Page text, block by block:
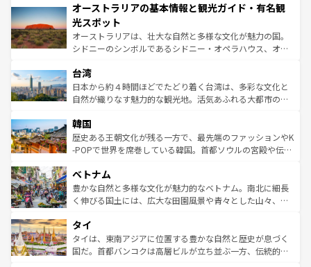
部のニューオーリンズでは、音楽と美食が融合した独特の
文化が魅力。旅行者はアメリカの各地域で異なる魅力を楽
しみながら、その多様性と豊かな歴史を感じることができ
るだろう。車でのロードトリップや列車の旅も、アメリカ
情報は
ワイ島は見逃せない。また、定番の観光地といえばオアフ
島だが、静かな自然を求めるならマウイ島やカウアイ島が
おすすめ。エメラルドグリーンに輝く海をはじめ、豊かな
文化や歴史が息づいている。「アロハスピリット」と呼ば
人々、おいしいローカルフードやハワイアンミュージッ
ク、伝統的なフラダンスなど、すべてがハワイの魅力を彩
っている。訪れるたびに新しい発見と感動が待っているハ
はコンテンツ一覧
オーストラリアの基本情報と観光ガイド・有名観
光スポット
オーストラリアは、壮大な自然と多様な文化が魅力の国。
シドニーのシンボルであるシドニー・オペラハウス、オー
リアリーフや大陸中央部にそびえるウルル（エアーズロッ
ク）、タスマニアの美しい原生林やケアンズの熱帯雨林な
ど、見どころがたくさん。また、カフェやワイン、オージ
いる。アクティビティも充実しており、サーフィンやダイ
ビング、ハイキングなど、アウトドア好きにはたまらな
い。オーストラリアの多彩な魅力を存分に味わいつくそ
参照してほしい。
台湾
日本から約４時間ほどでたどり着く台湾は、多彩な文化と
自然が織りなす魅力的な観光地。活気あふれる大都市の台
ン）、静ひつな山岳地帯である台湾東部など、都市の喧騒
と山間の静けさが共存しており、訪れる人に新しい発見と
驚きをもたらしてくれる。また、奥深い台湾の食文化も魅
容にもいいと評判のスイーツなど、バラエティ豊かな料理
が味わえる。 なお、新着の台湾情報は コンテンツ一覧を参
照してほしい。
韓国
歴史ある王朝文化が残る一方で、最先端のファッションやK
-POPで世界を席巻している韓国。首都ソウルの宮殿や伝統
き、地方に足を延ばせば四季折々の自然美を楽しむことが
できる。そして、キムチや焼肉、絶品のストリートフード
まで、さまざまな韓国料理が待っている。夜には、韓国な
リティに包まれながら、韓国の多彩な魅力を心ゆくまで味
わってみてほしい。 なお、新着の韓国情報はコンテンツ一
覧を参照してほしい。
ベトナム
豊かな自然と多様な文化が魅力的なベトナム。南北に細長
く伸びる国土には、広大な田園風景や青々とした山々、世
急速な発展と共に伝統が息づく。ハノイの古い町並みやホ
ーチミン市のフランス統治時代の建物も、独特の雰囲気を
醸し出している。また、バラエティの豊かさとおいしさで
タイ
タイは、東南アジアに位置する豊かな自然と歴史が息づく
国だ。首都バンコクは高層ビルが立ち並ぶ一方、伝統的な